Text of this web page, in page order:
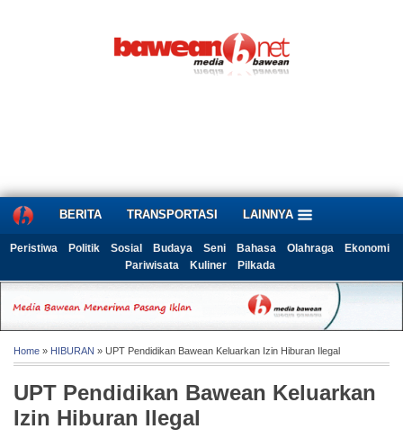
BERITA TRANSPORTASI LAINNYA
Peristiwa Politik Sosial Budaya Seni Bahasa Olahraga
Ekonomi
Pariwisata
Kuliner Pilkada
Home » HIBURAN » UPT Pendidikan Bawean Keluarkan Izin Hiburan Ilegal
UPT Pendidikan Bawean Keluarkan
Izin Hiburan Ilegal